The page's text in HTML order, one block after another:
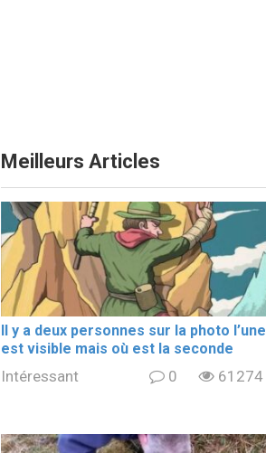
Meilleurs Articles
Il y a deux personnes sur la photo l’une
est visible mais où est la seconde
Intéressant 0 61274